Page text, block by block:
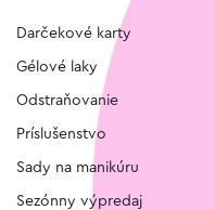
Darčekové karty
Gélové laky
Odstraňovanie
Príslušenstvo
Sady na manikúru
Sezónny výpredaj